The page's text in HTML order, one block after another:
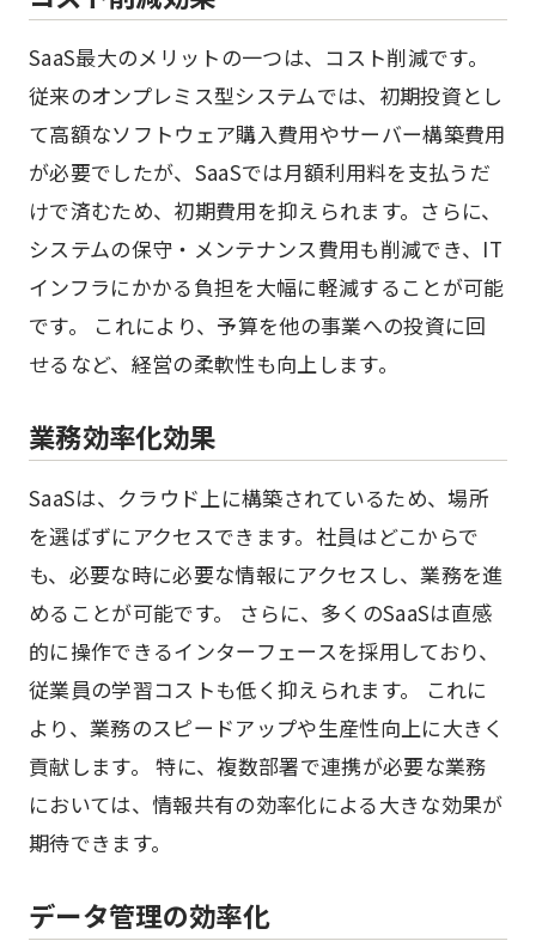
SaaS最大のメリットの一つは、コスト削減です。
従来のオンプレミス型システムでは、初期投資とし
て高額なソフトウェア購入費用やサーバー構築費用
が必要でしたが、SaaSでは月額利用料を支払うだ
けで済むため、初期費用を抑えられます。さらに、
システムの保守・メンテナンス費用も削減でき、IT
インフラにかかる負担を大幅に軽減することが可能
です。 これにより、予算を他の事業への投資に回
せるなど、経営の柔軟性も向上します。
業務効率化効果
SaaSは、クラウド上に構築されているため、場所
を選ばずにアクセスできます。社員はどこからで
も、必要な時に必要な情報にアクセスし、業務を進
めることが可能です。 さらに、多くのSaaSは直感
的に操作できるインターフェースを採用しており、
従業員の学習コストも低く抑えられます。 これに
より、業務のスピードアップや生産性向上に大きく
貢献します。 特に、複数部署で連携が必要な業務
においては、情報共有の効率化による大きな効果が
期待できます。
データ管理の効率化